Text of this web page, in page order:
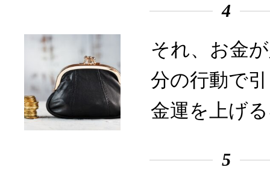
4
それ、お金
分の行動で
金運を上げ
5